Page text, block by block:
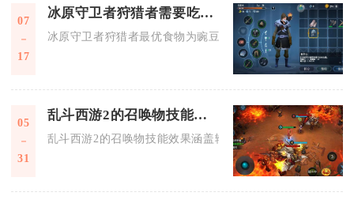
07
17
冰原守卫者狩猎者需要吃什么
冰原守卫者狩猎者最优食物为豌豆汤，可实现170%资源产
05
31
乱斗西游2的召唤物技能有什么效果
乱斗西游2的召唤物技能效果涵盖输出、控制、减伤、增益